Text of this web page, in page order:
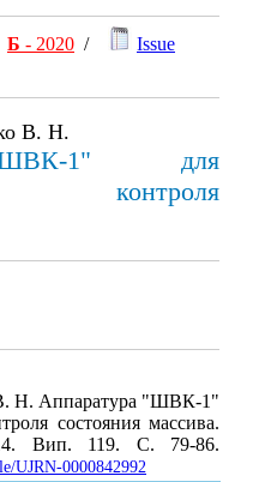
Б - 2020 /
Issue
В. Н.
1" для
контроля
Н. Аппаратура "ШВК-1"
состояния массива.
Вип. 119. С. 79-86.
UJRN-0000842992